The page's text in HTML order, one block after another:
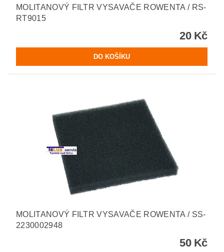
MOLITANOVÝ FILTR VYSAVAČE ROWENTA / RS-
RT9015
20 Kč
MOLITANOVÝ FILTR VYSAVAČE ROWENTA / SS-
2230002948
50 Kč